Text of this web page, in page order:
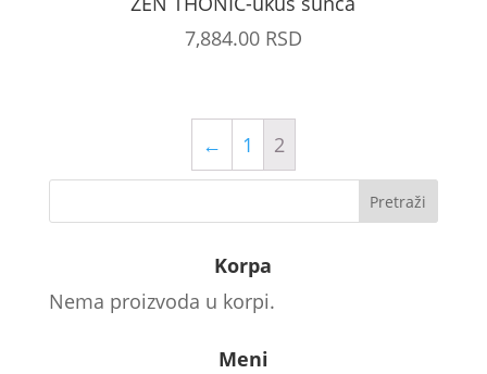
7,884.00 RSD
← 1 2
Korpa
Nema proizvoda u korpi.
Meni